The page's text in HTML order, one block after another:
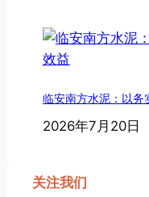
临安南方水泥：以务
2026年7月20日
关注我们